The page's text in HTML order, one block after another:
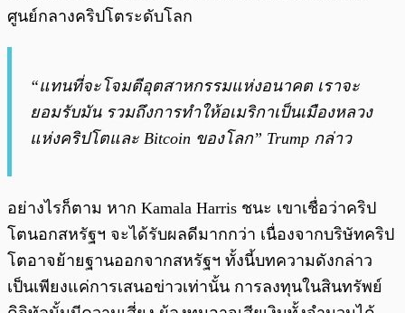
ศูนย์กลางคริปโตระดับโลก
“แทนที่จะโจมตีอุตสาหกรรมแห่งอนาคต เราจะ
ยอมรับมัน รวมถึงการทำให้อเมริกาเป็นเมืองหลวง
แห่งคริปโตและ Bitcoin ของโลก” Trump กล่าว
อย่างไรก็ตาม หาก Kamala Harris ชนะ เขาเชื่อว่าคริป
โตนอกสหรัฐฯ จะได้รับผลดีมากกว่า เนื่องจากบริษัทคริป
โตอาจย้ายฐานออกจากสหรัฐฯ ทั้งนี้บทความดังกล่าว
เป็นเพียงแค่การเสนอข่าวเท่านั้น การลงทุนในสินทรัพย์